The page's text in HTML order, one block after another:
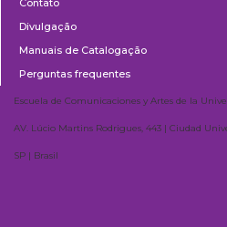
Contato
Divulgação
Manuais de Catalogação
Perguntas frequentes
Escuela de Comunicaciones y Artes de la
AV. Lúcio Martins Rodrigues, 443 | Ciudad
SP | Brasil